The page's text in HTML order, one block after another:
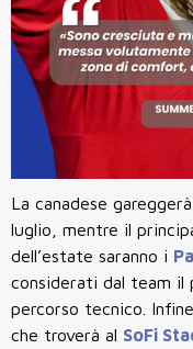
La canadese
luglio, mentre il
dell’estate saranno i
considerati dal team il
percorso tecnico.
che troverà al SoFi